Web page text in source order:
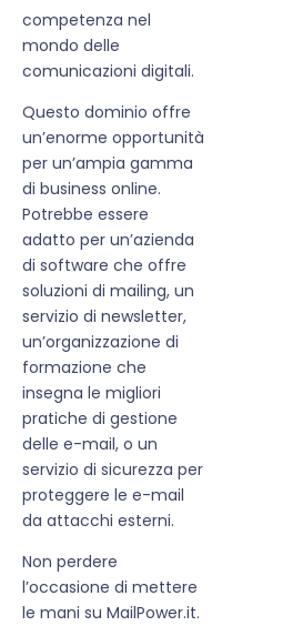
competenza nel
mondo delle
comunicazioni digitali.
Questo dominio offre
un’enorme opportunità
per un’ampia gamma
di business online.
Potrebbe essere
adatto per un’azienda
di software che offre
soluzioni di mailing, un
servizio di newsletter,
un’organizzazione di
formazione che
insegna le migliori
pratiche di gestione
delle e-mail, o un
servizio di sicurezza per
proteggere le e-mail
da attacchi esterni.
Non perdere
l’occasione di mettere
le mani su MailPower.it.